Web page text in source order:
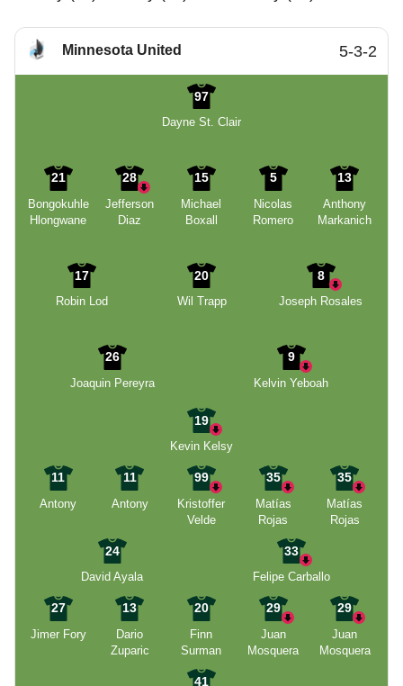
Minnesota United 5-3-2
97
Dayne St. Clair
21
Bongokuhle
Hlongwane
28
Jefferson
Diaz
15
Michael
Boxall
5
Nicolas
Romero
13
Anthony
Markanich
17
Robin Lod
20
Wil Trapp
8
Joseph Rosales
26
Joaquin Pereyra
9
Kelvin Yeboah
19
Kevin Kelsy
11
Antony
11
Antony
99
Kristoffer
Velde
35
Matías
Rojas
35
Matías
Rojas
24
David Ayala
33
Felipe Carballo
27
Jimer Fory
13
Dario
Zuparic
20
Finn
Surman
29
Juan
Mosquera
29
Juan
Mosquera
41